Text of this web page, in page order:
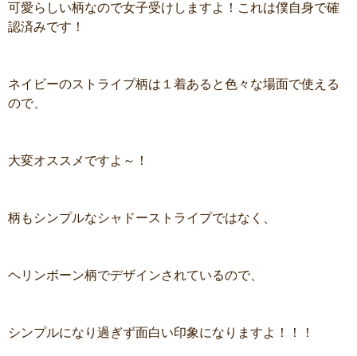
可愛らしい柄なので女子受けしますよ！これは僕自身で確
認済みです！
ネイビーのストライプ柄は１着あると色々な場面で使える
ので、
大変オススメですよ～！
柄もシンプルなシャドーストライプではなく、
ヘリンボーン柄でデザインされているので、
シンプルになり過ぎず面白い印象になりますよ！！！